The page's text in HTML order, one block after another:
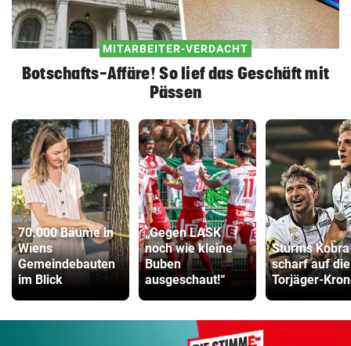
MITARBEITER-VERDACHT
Botschafts-Affäre! So lief das Geschäft mit
Pässen
70.000 Bäume in
Wiens
Gemeindebauten
im Blick
„Gegen LASK
noch wie kleine
Buben
ausgeschaut!“
Sturms
scharf auf die
Torjäger-